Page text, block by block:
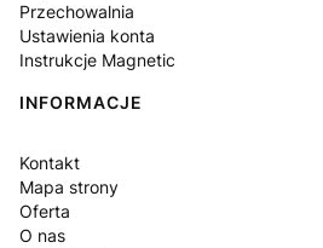
Przechowalnia
Ustawienia konta
Instrukcje Magnetic
INFORMACJE
Kontakt
Mapa strony
Oferta
O nas